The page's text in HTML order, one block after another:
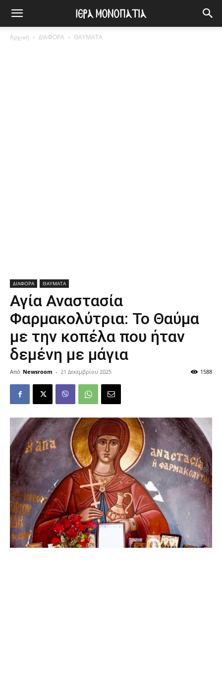
Αρχική ΔΙΑΦΟΡΑ ΘΑΥΜΑΤΑ
ΔΙΑΦΟΡΑ ΘΑΥΜΑΤΑ
Αγία Αναστασία
Φαρμακολύτρια: Το Θαύμα
με την κοπέλα που ήταν
δεμένη με μάγια
Από Newsroom - 21 Δεκεμβρίου 2025 1588